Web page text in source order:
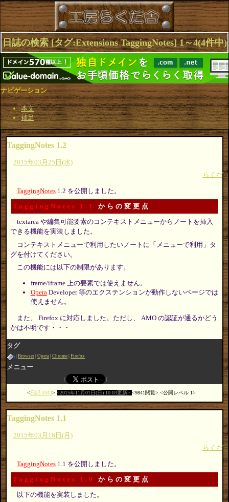
日誌の検索 [タグ:Extensions TaggingNotes] 1～4(4件中)
ナビゲーション
本文
補足
TaggingNotes 1.2
2015年03月25日(水)
らくだ
TaggingNotes1.2 を公開しました。
TaggingNotes 1.1 からの変更点
textarea や編集可能要素のコンテキストメニューからノートを挿入
できる機能を実装しました。
コンテキストメニューで利用したいノートに「メニューで利用」タ
グを付けてください。
この機能には以下の制限があります。
frame/iframe 上の要素では使えません。
OperaDeveloper 等のエクステンションが動作しないページでは
使えません。
また、 Firefox に対応しました。ただし、 AMO の認証が通るかどう
かは不明です・・・
タグ
Browser Opera Chrome Firefox
メニュー
日記:3343 2015年11月01日(日) 10:03更新 9841閲覧 公開レベル 1
TaggingNotes 1.1
2015年03月16日(月)
らくだ
TaggingNotes1.1 を公開しました。
TaggingNotes 1.0 からの変更点
以下の機能を実装しました。